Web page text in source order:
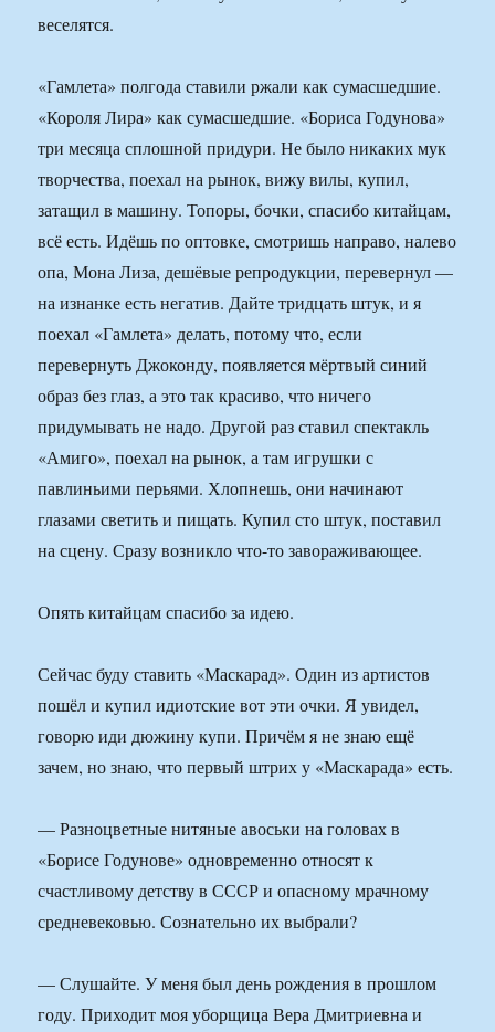
веселятся.
«Гамлета» полгода ставили ржали как сумасшедшие.
«Короля Лира» как сумасшедшие. «Бориса Годунова»
три месяца сплошной придури. Не было никаких мук
творчества, поехал на рынок, вижу вилы, купил,
затащил в машину. Топоры, бочки, спасибо китайцам,
всё есть. Идёшь по оптовке, смотришь направо, налево
опа, Мона Лиза, дешёвые репродукции, перевернул —
на изнанке есть негатив. Дайте тридцать штук, и я
поехал «Гамлета» делать, потому что, если
перевернуть Джоконду, появляется мёртвый синий
образ без глаз, а это так красиво, что ничего
придумывать не надо. Другой раз ставил спектакль
«Амиго», поехал на рынок, а там игрушки с
павлиньими перьями. Хлопнешь, они начинают
глазами светить и пищать. Купил сто штук, поставил
на сцену. Сразу возникло что-то завораживающее.
Опять китайцам спасибо за идею.
Сейчас буду ставить «Маскарад». Один из артистов
пошёл и купил идиотские вот эти очки. Я увидел,
говорю иди дюжину купи. Причём я не знаю ещё
зачем, но знаю, что первый штрих у «Маскарада» есть.
— Разноцветные нитяные авоськи на головах в
«Борисе Годунове» одновременно относят к
счастливому детству в СССР и опасному мрачному
средневековью. Сознательно их выбрали?
— Слушайте. У меня был день рождения в прошлом
году. Приходит моя уборщица Вера Дмитриевна и